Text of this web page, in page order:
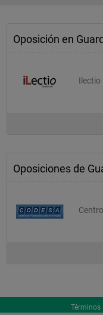
Oposición en
Ilectio
Oposiciones de
Términos